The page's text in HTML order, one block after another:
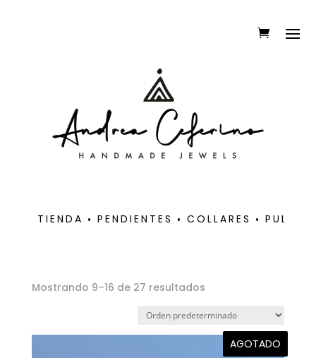
TIENDA PENDIENTES COLLARES
Mostrando 9–16 de 27 resultados
AGOTADO